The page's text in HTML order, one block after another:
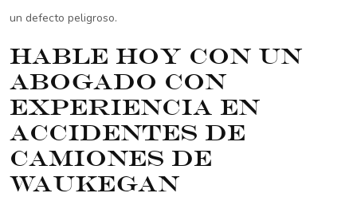
un defecto peligroso.
Hable hoy con un
abogado con
experiencia en
accidentes de
camiones de
Waukegan